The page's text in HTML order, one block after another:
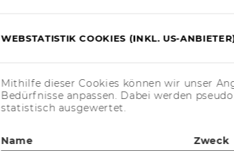
WEBSTATISTIK COOKIES (INKL. US-
Mithilfe dieser Cookies können wir unser
Bedürfnisse anpassen. Dabei werden
statistisch ausgewertet.
Name Zweck